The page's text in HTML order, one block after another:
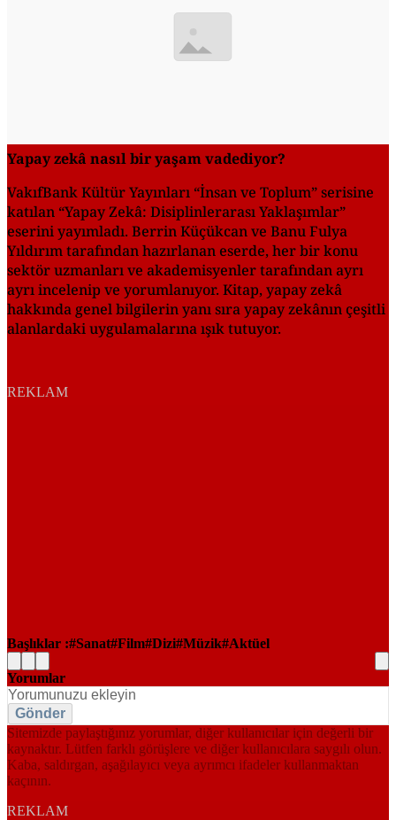
Yapay zekâ nasıl bir yaşam vadediyor?
VakıfBank Kültür Yayınları “İnsan ve Toplum” serisine
katılan “Yapay Zekâ: Disiplinlerarası Yaklaşımlar”
eserini yayımladı. Berrin Küçükcan ve Banu Fulya
Yıldırım tarafından hazırlanan eserde, her bir konu
sektör uzmanları ve akademisyenler tarafından ayrı
ayrı incelenip ve yorumlanıyor. Kitap, yapay zekâ
hakkında genel bilgilerin yanı sıra yapay zekânın çeşitli
alanlardaki uygulamalarına ışık tutuyor.
REKLAM
Başlıklar : Sanat Film Dizi Müzik Aktüel
Yorumlar
Gönder
Sitemizde paylaştığınız yorumlar, diğer kullanıcılar için değerli bir
kaynaktır. Lütfen farklı görüşlere ve diğer kullanıcılara saygılı olun.
Kaba, saldırgan, aşağılayıcı veya ayrımcı ifadeler kullanmaktan
kaçının.
REKLAM